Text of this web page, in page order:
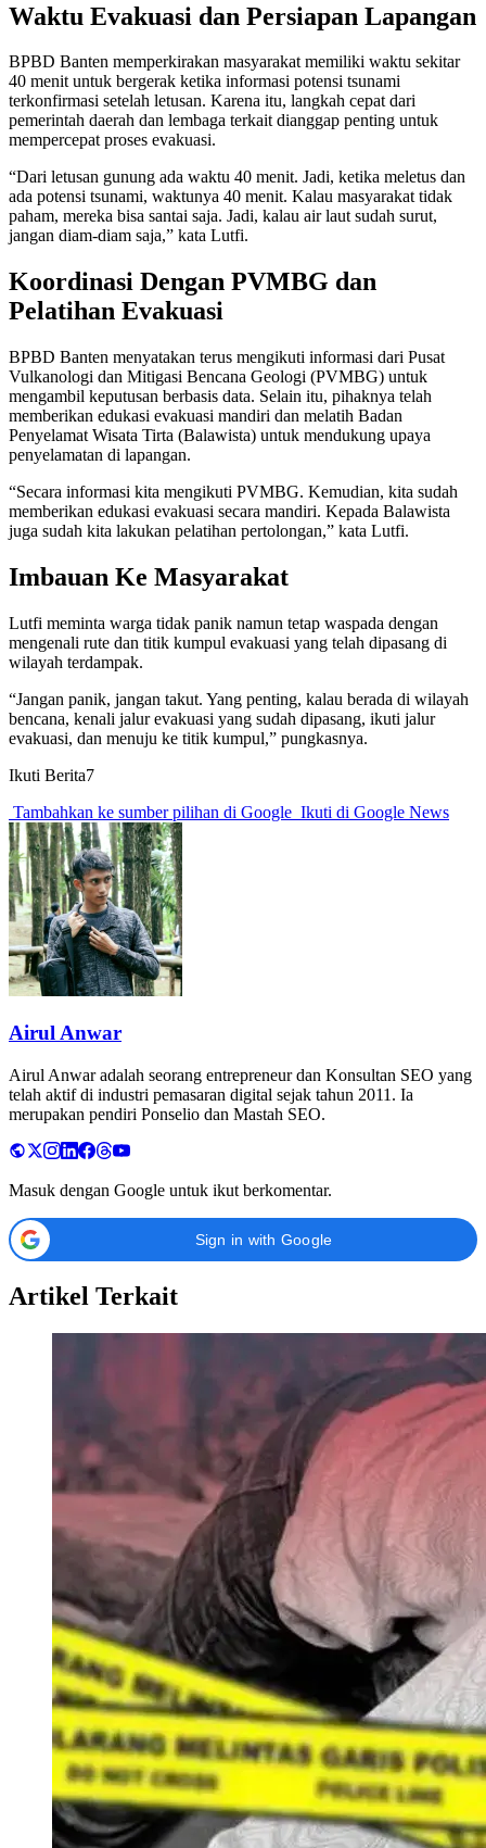
Waktu Evakuasi dan Persiapan Lapangan
BPBD Banten memperkirakan masyarakat memiliki waktu sekitar
40 menit untuk bergerak ketika informasi potensi tsunami
terkonfirmasi setelah letusan. Karena itu, langkah cepat dari
pemerintah daerah dan lembaga terkait dianggap penting untuk
mempercepat proses evakuasi.
“Dari letusan gunung ada waktu 40 menit. Jadi, ketika meletus dan
ada potensi tsunami, waktunya 40 menit. Kalau masyarakat tidak
paham, mereka bisa santai saja. Jadi, kalau air laut sudah surut,
jangan diam-diam saja,” kata Lutfi.
Koordinasi Dengan PVMBG dan
Pelatihan Evakuasi
BPBD Banten menyatakan terus mengikuti informasi dari Pusat
Vulkanologi dan Mitigasi Bencana Geologi (PVMBG) untuk
mengambil keputusan berbasis data. Selain itu, pihaknya telah
memberikan edukasi evakuasi mandiri dan melatih Badan
Penyelamat Wisata Tirta (Balawista) untuk mendukung upaya
penyelamatan di lapangan.
“Secara informasi kita mengikuti PVMBG. Kemudian, kita sudah
memberikan edukasi evakuasi secara mandiri. Kepada Balawista
juga sudah kita lakukan pelatihan pertolongan,” kata Lutfi.
Imbauan Ke Masyarakat
Lutfi meminta warga tidak panik namun tetap waspada dengan
mengenali rute dan titik kumpul evakuasi yang telah dipasang di
wilayah terdampak.
“Jangan panik, jangan takut. Yang penting, kalau berada di wilayah
bencana, kenali jalur evakuasi yang sudah dipasang, ikuti jalur
evakuasi, dan menuju ke titik kumpul,” pungkasnya.
Ikuti Berita7
Tambahkan ke sumber pilihan di Google Ikuti di Google News
Airul Anwar
Airul Anwar adalah seorang entrepreneur dan Konsultan SEO yang
telah aktif di industri pemasaran digital sejak tahun 2011. Ia
merupakan pendiri Ponselio dan Mastah SEO.
Masuk dengan Google untuk ikut berkomentar.
Sign in with Google
Artikel Terkait